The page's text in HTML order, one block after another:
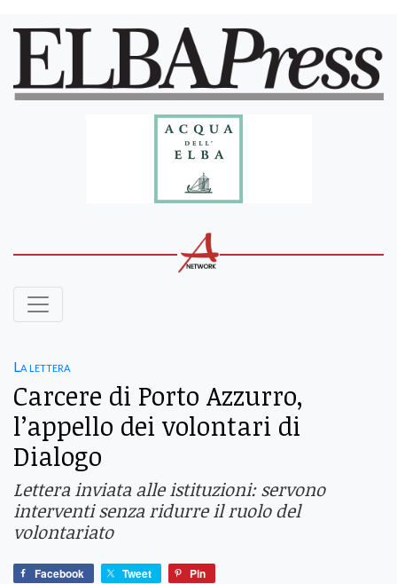
La lettera
Carcere di Porto Azzurro,
l’appello dei volontari di
Dialogo
Lettera inviata alle istituzioni: servono
interventi senza ridurre il ruolo del
volontariato
Facebook Tweet Pin